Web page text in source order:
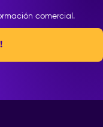
comercial.